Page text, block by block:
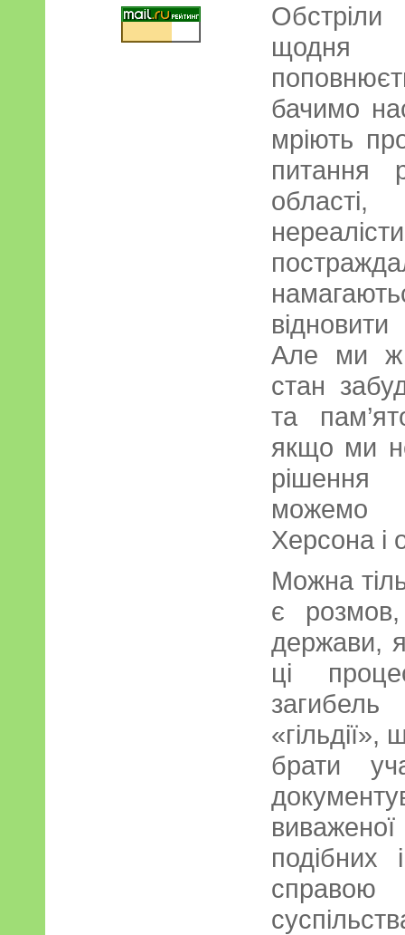
щодня
бачимо
мріють
питання
Але ми ж
стан
та
якщо ми
можемо
Херсона і
Можна
є розмов,
держави,
ці
загибель
брати
подібних